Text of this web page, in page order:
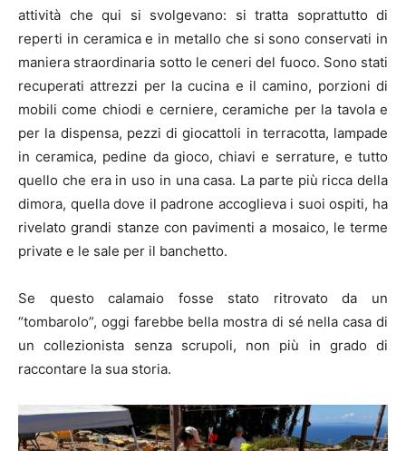
attività che qui si svolgevano: si tratta soprattutto di
reperti in ceramica e in metallo che si sono conservati in
maniera straordinaria sotto le ceneri del fuoco. Sono stati
recuperati attrezzi per la cucina e il camino, porzioni di
mobili come chiodi e cerniere, ceramiche per la tavola e
per la dispensa, pezzi di giocattoli in terracotta, lampade
in ceramica, pedine da gioco, chiavi e serrature, e tutto
quello che era in uso in una casa. La parte più ricca della
dimora, quella dove il padrone accoglieva i suoi ospiti, ha
rivelato grandi stanze con pavimenti a mosaico, le terme
private e le sale per il banchetto.
Se questo calamaio fosse stato ritrovato da un
“tombarolo”, oggi farebbe bella mostra di sé nella casa di
un collezionista senza scrupoli, non più in grado di
raccontare la sua storia.